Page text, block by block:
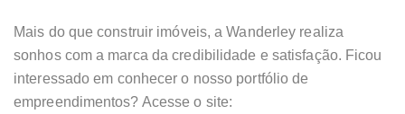
Mais do que construir imóveis, a Wanderley realiza
sonhos com a marca da credibilidade e satisfação. Ficou
interessado em conhecer o nosso portfólio de
empreendimentos? Acesse o site: